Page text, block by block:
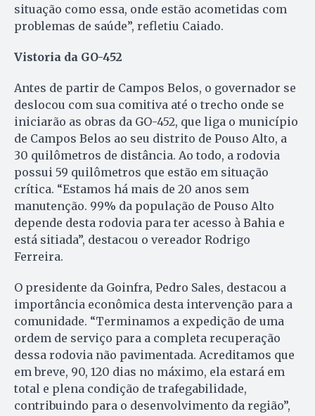
situação como essa, onde estão acometidas com
problemas de saúde”, refletiu Caiado.
Vistoria da GO-452
Antes de partir de Campos Belos, o governador se
deslocou com sua comitiva até o trecho onde se
iniciarão as obras da GO-452, que liga o município
de Campos Belos ao seu distrito de Pouso Alto, a
30 quilômetros de distância. Ao todo, a rodovia
possui 59 quilômetros que estão em situação
crítica. “Estamos há mais de 20 anos sem
manutenção. 99% da população de Pouso Alto
depende desta rodovia para ter acesso à Bahia e
está sitiada”, destacou o vereador Rodrigo
Ferreira.
O presidente da Goinfra, Pedro Sales, destacou a
importância econômica desta intervenção para a
comunidade. “Terminamos a expedição de uma
ordem de serviço para a completa recuperação
dessa rodovia não pavimentada. Acreditamos que
em breve, 90, 120 dias no máximo, ela estará em
total e plena condição de trafegabilidade,
contribuindo para o desenvolvimento da região”,